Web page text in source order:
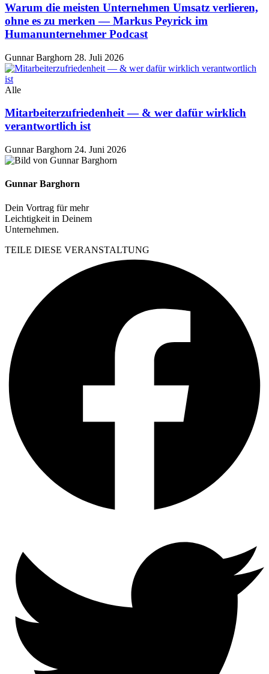
Warum die meisten Unternehmen Umsatz verlieren,
ohne es zu merken — Markus Peyrick im
Humanunternehmer Podcast
Gunnar Barghorn 28. Juli 2026
Alle
Mitarbeiterzufriedenheit — & wer dafür wirklich
verantwortlich ist
Gunnar Barghorn 24. Juni 2026
Gunnar Barghorn
Dein Vortrag für mehr
Leichtigkeit in Deinem
Unternehmen.
TEILE DIESE VERANSTALTUNG